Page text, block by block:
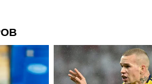
16.07.26 18:11
Сергей
нас в